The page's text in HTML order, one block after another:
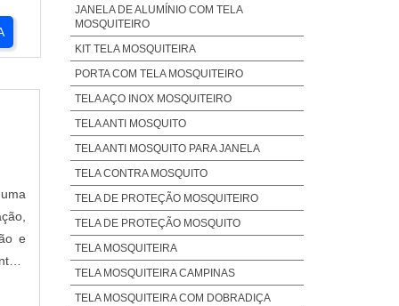
e
JANELA DE ALUMÍNIO COM TELA
MOSQUITEIRO
KIT TELA MOSQUITEIRA
PORTA COM TELA MOSQUITEIRO
TELA AÇO INOX MOSQUITEIRO
TELA ANTI MOSQUITO
TELA ANTI MOSQUITO PARA JANELA
TELA CONTRA MOSQUITO
TELA DE PROTEÇÃO MOSQUITEIRO
TELA DE PROTEÇÃO MOSQUITO
TELA MOSQUITEIRA
TELA MOSQUITEIRA CAMPINAS
TELA MOSQUITEIRA COM DOBRADIÇA